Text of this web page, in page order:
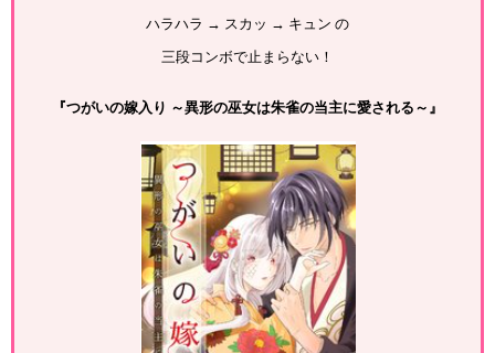
ハラハラ → スカッ → キュン の
三段コンボで止まらない！
『つがいの嫁入り ～異形の巫女は朱雀の当主に愛される～』